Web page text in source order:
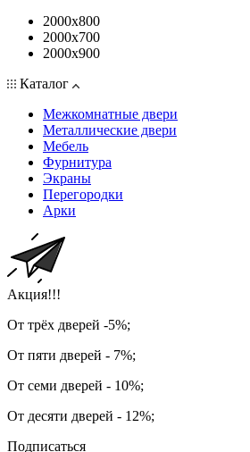
2000x800
2000x700
2000x900
Каталог
Межкомнатные двери
Металлические двери
Мебель
Фурнитура
Экраны
Перегородки
Арки
Акция!!!
От трёх дверей -5%;
От пяти дверей - 7%;
От семи дверей - 10%;
От десяти дверей - 12%;
Подписаться